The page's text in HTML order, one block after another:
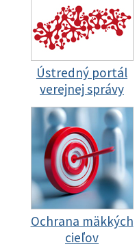
Ústredný portál
verejnej správy
Ochrana mäkkých
cieľov